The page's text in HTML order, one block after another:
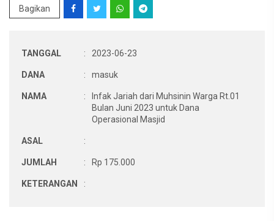
Bagikan
TANGGAL : 2023-06-23
DANA : masuk
NAMA :
Infak Jariah dari Muhsinin Warga Rt.01
Bulan Juni 2023 untuk Dana
Operasional Masjid
ASAL :
JUMLAH : Rp 175.000
KETERANGAN :